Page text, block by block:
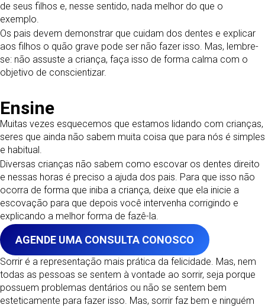
de seus filhos e, nesse sentido, nada melhor do que o
exemplo.
Os pais devem demonstrar que cuidam dos dentes e explicar
aos filhos o quão grave pode ser não fazer isso. Mas, lembre-
se: não assuste a criança, faça isso de forma calma com o
objetivo de conscientizar.
Ensine
Muitas vezes esquecemos que estamos lidando com crianças,
seres que ainda não sabem muita coisa que para nós é simples
e habitual.
Diversas crianças não sabem como escovar os dentes direito
e nessas horas é preciso a ajuda dos pais. Para que isso não
ocorra de forma que iniba a criança, deixe que ela inicie a
escovação para que depois você intervenha corrigindo e
explicando a melhor forma de fazê-la.
AGENDE UMA CONSULTA CONOSCO
Sorrir é a representação mais prática da felicidade. Mas, nem
todas as pessoas se sentem à vontade ao sorrir, seja porque
possuem problemas dentários ou não se sentem bem
esteticamente para fazer isso. Mas, sorrir faz bem e ninguém